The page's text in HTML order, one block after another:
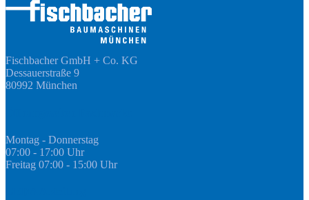
Fischbacher GmbH + Co. KG
Dessauerstraße 9
80992 München
Montag - Donnerstag
07:00 - 17:00 Uhr
Freitag 07:00 - 15:00 Uhr